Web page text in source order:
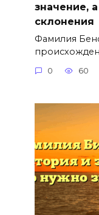
значение,
склонения
Фамилия
0 60